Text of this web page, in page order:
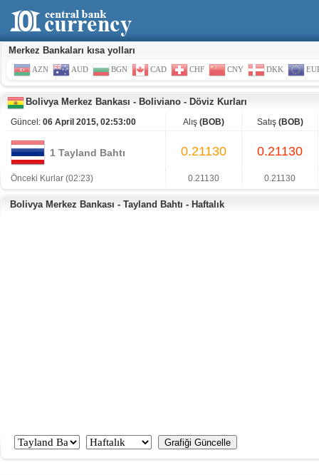
Merkez Bankaları kısa yolları
AZN AUD BGN CAD CHF CNY DKK
Bolivya Merkez Bankası - Boliviano - Döviz Kurları
Güncel: 06 April 2015, 02:53:00 Alış (BOB) Satış (BOB)
1 Tayland Bahtı 0.21130 0.21130
Önceki Kurlar (02:23) 0.21130 0.21130
Bolivya Merkez Bankası - Tayland Bahtı - Haftalık